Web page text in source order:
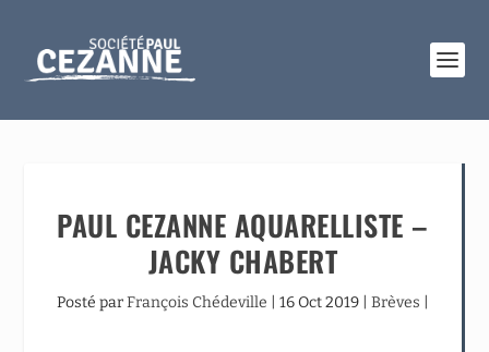
PAUL CEZANNE AQUARELLISTE –
JACKY CHABERT
Posté parFrançois Chédeville 16 Oct 2019 Brèves